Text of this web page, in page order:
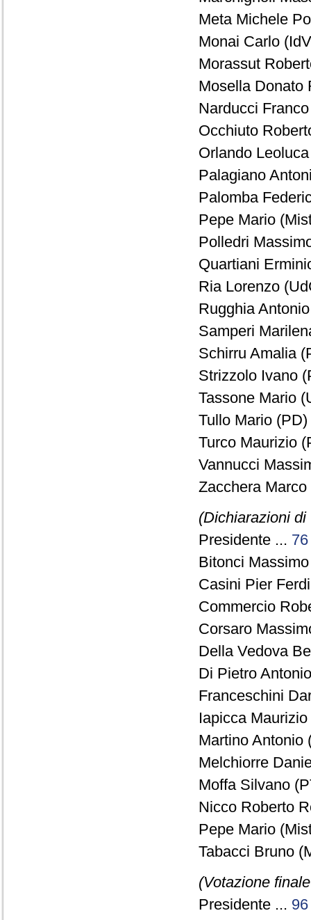
Meta Michele
Monai Carlo
Morassut
Mosella Donato
Narducci
Occhiuto
Orlando
Palagiano
Palomba
Pepe Mario
Polledri
Quartiani
Ria Lorenzo
Rugghia
Samperi
Schirru Amalia
Strizzolo Ivano
Tassone Mario
Tullo Mario
Turco Maurizio
Vannucci
Zacchera
(Dichiarazioni
Presidente ... 76
Bitonci
Casini Pier
Commercio
Corsaro
Della Vedova
Di Pietro
Franceschini
Iapicca
Martino Antonio
Melchiorre
Moffa Silvano
Nicco Roberto
Pepe Mario
Tabacci Bruno
(Votazione
Presidente ... 96